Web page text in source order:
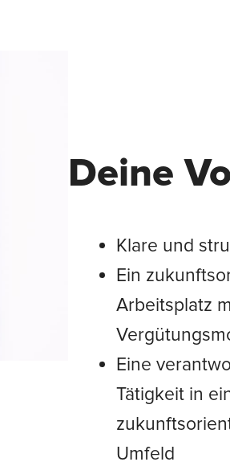
Deine
Klare und
Ein
Arbeitsplatz
Eine
Tätigkeit in
Umfeld